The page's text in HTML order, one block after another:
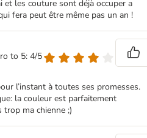
et les couture sont déjà occuper a
fera peut être même pas un an !
to 5: 4/5
l’instant à toutes ses promesses.
la couleur est parfaitement
trop ma chienne ;)